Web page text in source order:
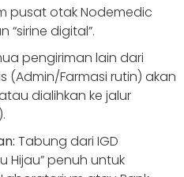
pusat otak Nodemedic
“sirine digital”.
pengiriman lain dari
(Admin/Farmasi rutin) akan
dialihkan ke jalur
).
Tabung dari IGD
Hijau” penuh untuk